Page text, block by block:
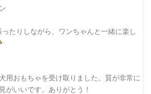
たりしながら、ワンちゃんと一緒に楽し
用おもちゃを受け取りました。質が非常に
がいいです。ありがとう！